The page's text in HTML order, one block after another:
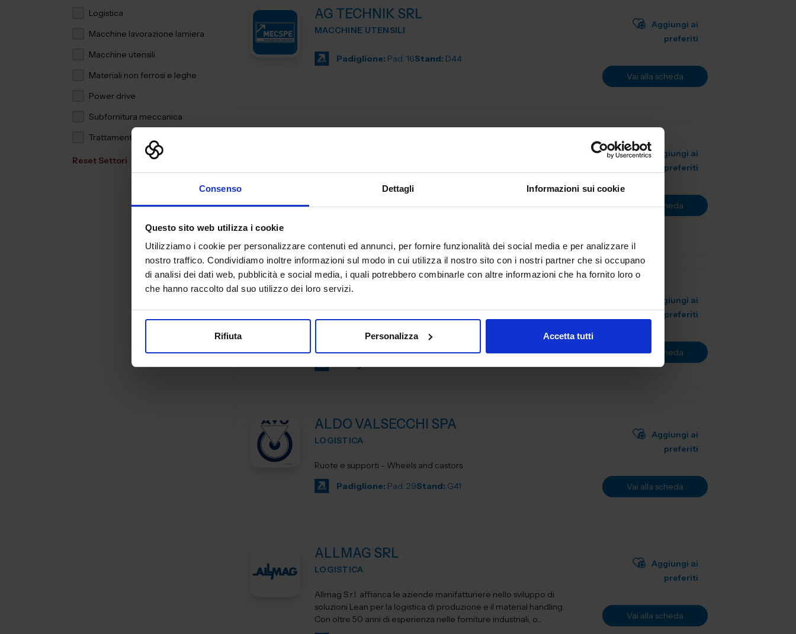
Consenso Dettagli Informazioni sui cookie
Questo sito web utilizza i cookie
Utilizziamo i cookie per personalizzare contenuti ed annunci, per fornire funzionalità dei social media e per analizzare il
nostro traffico. Condividiamo inoltre informazioni sul modo in cui utilizza il nostro sito con i nostri partner che si occupano
di analisi dei dati web, pubblicità e social media, i quali potrebbero combinarle con altre informazioni che ha fornito loro o
che hanno raccolto dal suo utilizzo dei loro servizi.
Rifiuta Personalizza Accetta tutti
Logistica
Macchine lavorazione lamiera
Macchine utensili
Materiali non ferrosi e leghe
Power drive
Subfornitura meccanica
Trattamenti e finiture
Reset Settori
AG TECHNIK SRL
MACCHINE UTENSILI
Padiglione: Pad. 16Stand: D44
Aggiungi ai
preferiti
Vai alla scheda
Benvenuti alla celebrazione del nostro 70° anniversario! In qualità di
pionieri nella produzione a elettroerosione, siamo orgogliosi di
essere protagonisti di una ricca storia e fautori di...
Aggiungi ai
preferiti
Vai alla scheda
ALBERTI UMBERTO SRL
Da oltre 45 anni Alberti Umberto s.r.l. è leader mondiale nella
progettazione e costruzione di teste angolari di alta qualità
Padiglione:Pad. 16Stand:A06
Aggiungi ai
preferiti
Vai alla scheda
ALDO VALSECCHI SPA
LOGISTICA
Ruote e supporti - Wheels and castors
Padiglione: Pad. 29Stand: G41
Aggiungi ai
preferiti
Vai alla scheda
ALLMAG SRL
LOGISTICA
Allmag S.r.l. affianca le aziende manifatturiere nello sviluppo di
soluzioni Lean per la logistica di produzione e il material handling.
Con oltre 50 anni di esperienza nelle forniture industriali, o...
Aggiungi ai
preferiti
Vai alla scheda